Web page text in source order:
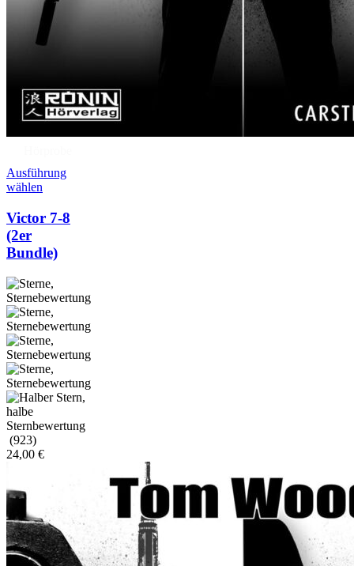
Ausführung
wählen
Victor 7-8
(2er
Bundle)
(923)
24,00 €